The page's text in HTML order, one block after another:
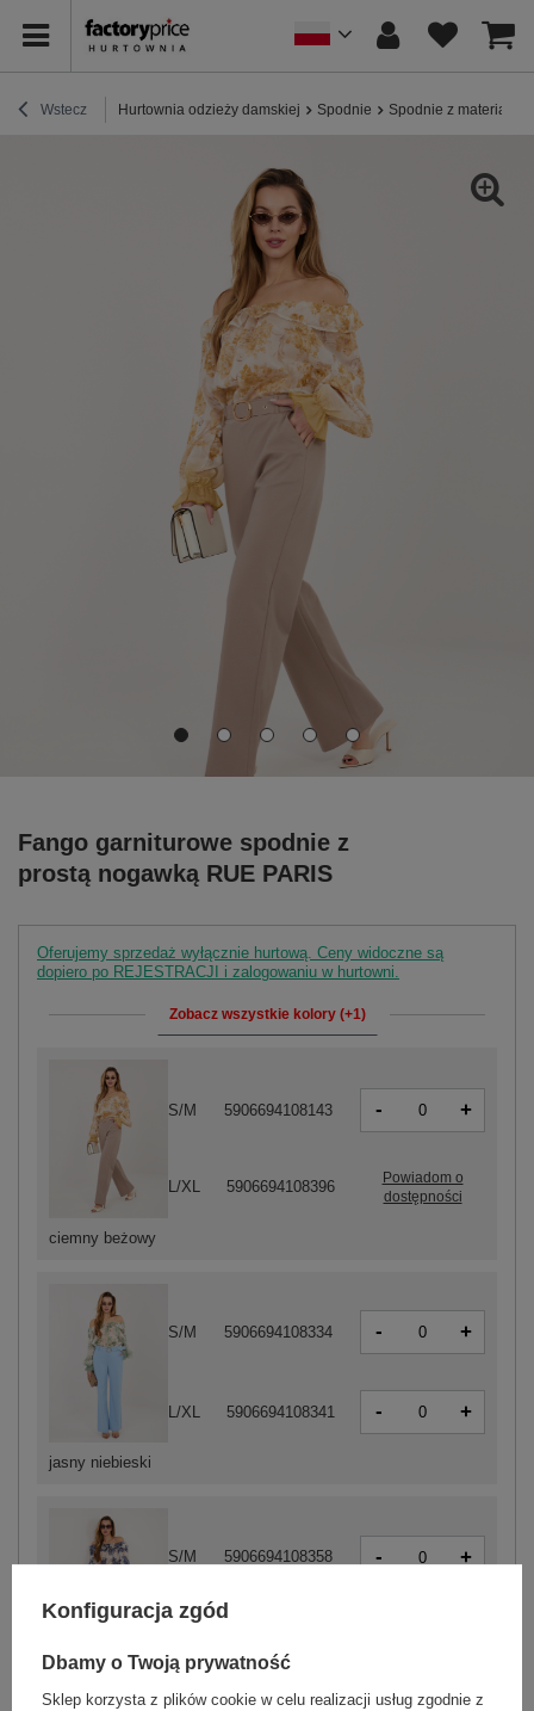
Wstecz Hurtownia odzieży damskiej Spodnie Spodnie z materiału
Fango garniturowe spodnie z
prostą nogawką RUE PARIS
Oferujemy sprzedaż wyłącznie hurtową. Ceny widoczne są
dopiero po REJESTRACJI i zalogowaniu w hurtowni.
Zobacz wszystkie kolory (+1)
jasny niebieski
S/M 5906694108334 - +
L/XL 5906694108341 - +
ciemny beżowy
S/M 5906694108143 - +
L/XL 5906694108396
Powiadom o
dostępności
S/M 5906694108358 - +
Konfiguracja zgód
Dbamy o Twoją prywatność
Sklep korzysta z plików cookie w celu realizacji usług zgodnie z